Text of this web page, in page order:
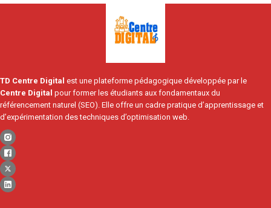
TD Centre Digital est une plateforme pédagogique développée par le
Centre Digital pour former les étudiants aux fondamentaux du
référencement naturel (SEO). Elle offre un cadre pratique d’apprentissage et
d’expérimentation des techniques d’optimisation web.